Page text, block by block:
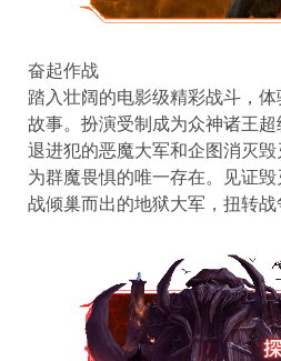
奋起作战
踏入壮阔的电影级精彩战斗，
故事。扮演受制成为众神诸王
退进犯的恶魔大军和企图消灭
为群魔畏惧的唯一存在。见证
战倾巢而出的地狱大军，扭转战